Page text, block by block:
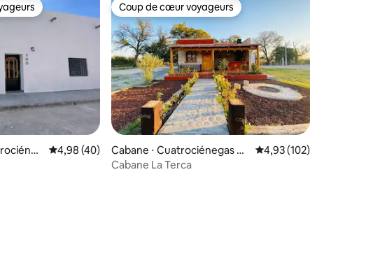
les plus appréciés
Évaluation moyenne sur la base de 40 commentaires : 4,98 sur 5
4,98 (40)
Coup de cœur voyageurs
Coup de cœur voyageurs
Cabane ⋅ Cuatrociénegas M
unicipality
Évaluation moyenne
4,93 (102)
Cabane La Terca